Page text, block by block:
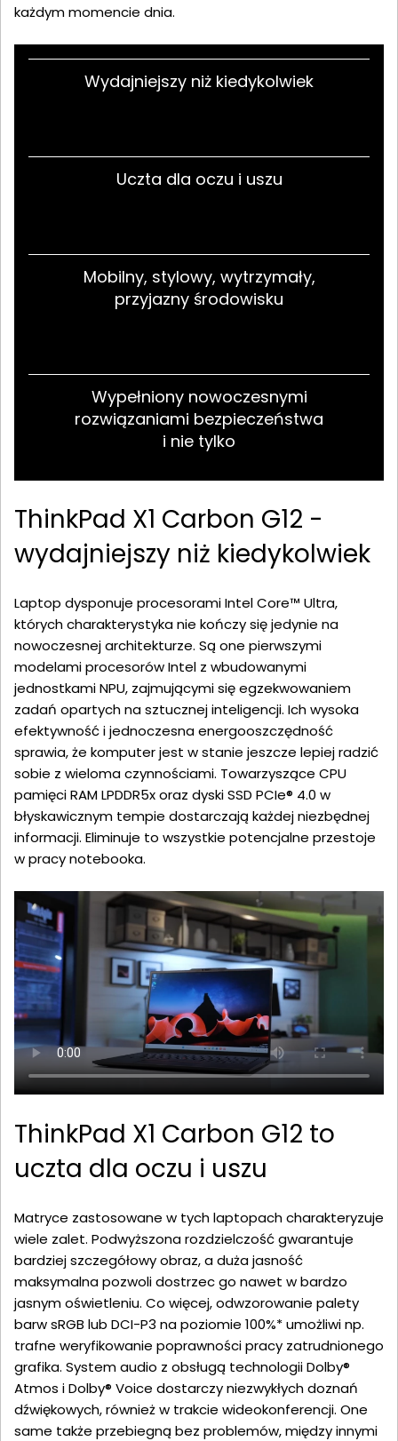
każdym momencie dnia.
Wydajniejszy niż kiedykolwiek
Uczta dla oczu i uszu
Mobilny, stylowy, wytrzymały,
przyjazny środowisku
Wypełniony nowoczesnymi
rozwiązaniami bezpieczeństwa
i nie tylko
ThinkPad X1 Carbon G12 -
wydajniejszy niż kiedykolwiek
Laptop dysponuje procesorami Intel Core™ Ultra,
których charakterystyka nie kończy się jedynie na
nowoczesnej architekturze. Są one pierwszymi
modelami procesorów Intel z wbudowanymi
jednostkami NPU, zajmującymi się egzekwowaniem
zadań opartych na sztucznej inteligencji. Ich wysoka
efektywność i jednoczesna energooszczędność
sprawia, że komputer jest w stanie jeszcze lepiej radzić
sobie z wieloma czynnościami. Towarzyszące CPU
pamięci RAM LPDDR5x oraz dyski SSD PCIe® 4.0 w
błyskawicznym tempie dostarczają każdej niezbędnej
informacji. Eliminuje to wszystkie potencjalne przestoje
w pracy notebooka.
ThinkPad X1 Carbon G12 to
uczta dla oczu i uszu
Matryce zastosowane w tych laptopach charakteryzuje
wiele zalet. Podwyższona rozdzielczość gwarantuje
bardziej szczegółowy obraz, a duża jasność
maksymalna pozwoli dostrzec go nawet w bardzo
jasnym oświetleniu. Co więcej, odwzorowanie palety
barw sRGB lub DCI-P3 na poziomie 100%* umożliwi np.
trafne weryfikowanie poprawności pracy zatrudnionego
grafika. System audio z obsługą technologii Dolby®
Atmos i Dolby® Voice dostarczy niezwykłych doznań
dźwiękowych, również w trakcie wideokonferencji. One
same także przebiegną bez problemów, między innymi